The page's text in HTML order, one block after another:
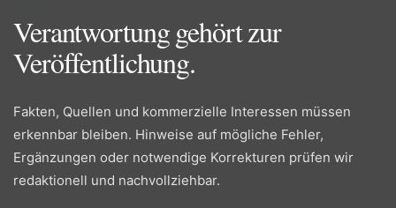
Verantwortung gehört zur
Veröffentlichung.
Fakten, Quellen und kommerzielle Interessen müssen
erkennbar bleiben. Hinweise auf mögliche Fehler,
Ergänzungen oder notwendige Korrekturen prüfen wir
redaktionell und nachvollziehbar.